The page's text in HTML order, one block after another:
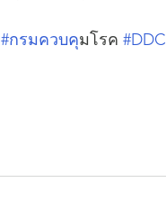
#กรมควบคุมโรค #DDC